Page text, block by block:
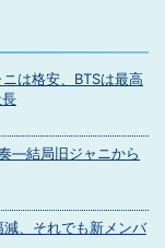
は格安、BTSは最高
―結局旧ジャニから
、それでも新メンバ